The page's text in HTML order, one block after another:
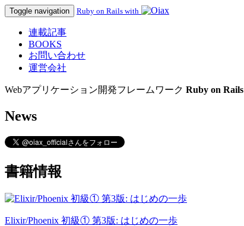
Toggle navigation Ruby on Rails with
連載記事
BOOKS
お問い合わせ
運営会社
Webアプリケーション開発フレームワーク Ruby on Rails
News
書籍情報
Elixir/Phoenix 初級① 第3版: はじめの一歩